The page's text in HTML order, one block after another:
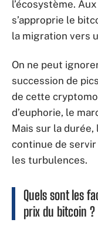
l’écosystème.
s’approprie le
la migration vers
On ne peut
succession de
de cette
d’euphorie, le
Mais sur la
continue de
les turbulences.
Quels sont les
prix du bitcoin ?